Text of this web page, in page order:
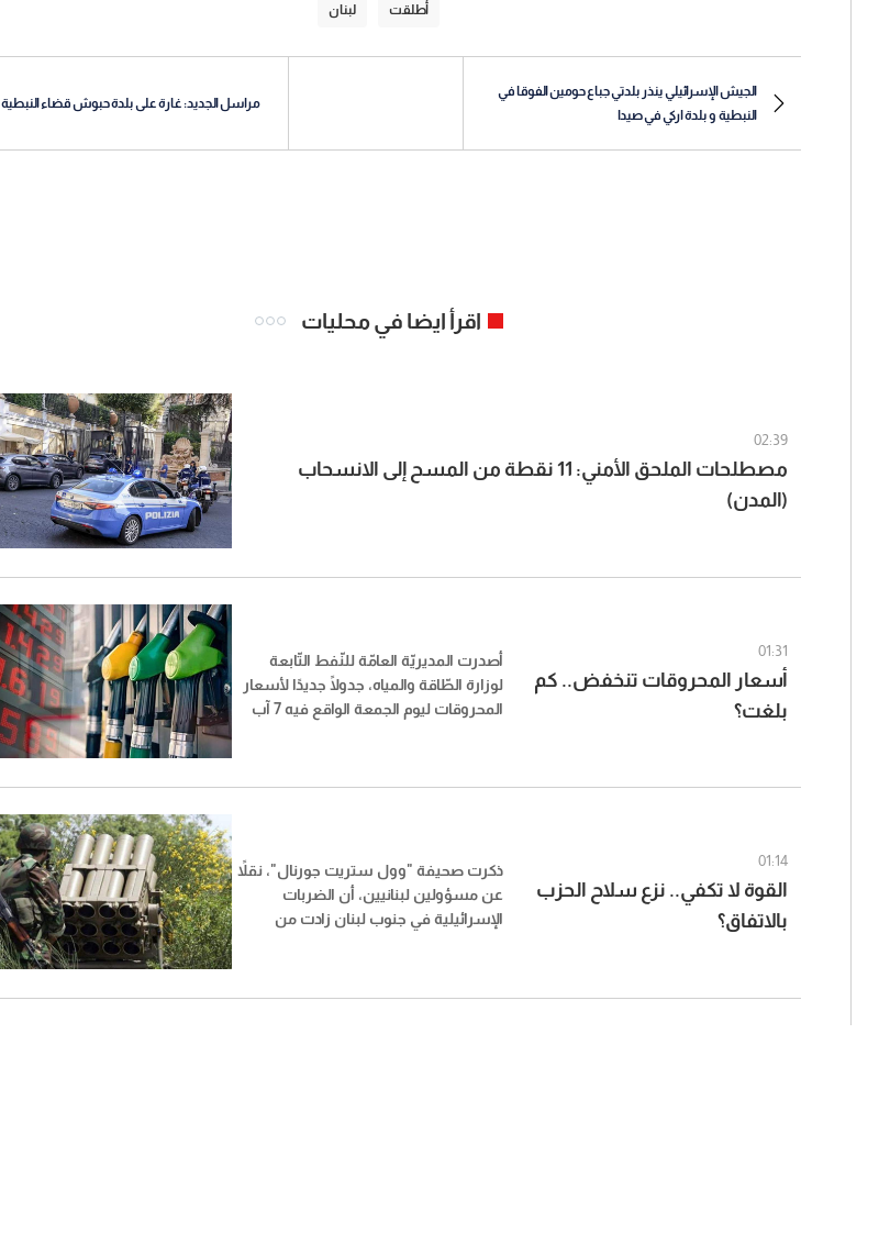
أطلقت لبنان
الجيش الإسرائيلي ينذر بلدتي جباع حومين الفوقا في
النبطية و بلدة اركي في صيدا
مراسل الجديد: غارة على بلدة حبوش قضاء النبطية
اقرأ ايضا في محليات
02:39
مصطلحات الملحق الأمني: 11 نقطة من المسح إلى الانسحاب
(المدن)
01:31
أسعار المحروقات تنخفض.. كم
بلغت؟
أصدرت المديريّة العامّة للنّفط التّابعة
لوزارة الطّاقة والمياه، جدولًا جديدًا لأسعار
المحروقات ليوم الجمعة الواقع فيه 7 آب
01:14
القوة لا تكفي.. نزع سلاح الحزب
بالاتفاق؟
ذكرت صحيفة "​وول ستريت جورنال​"، نقلاً
عن مسؤولين ​لبنانيين، أن الضربات
الإسرائيلية في جنوب لبنان زادت من